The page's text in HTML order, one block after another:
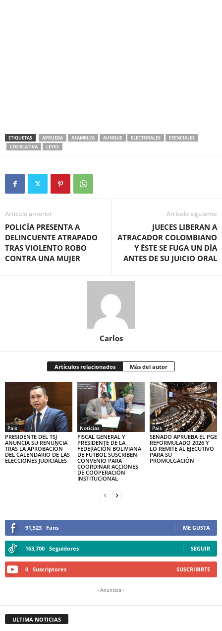
ETIQUETAS APRUEBA ASAMBLEA AUNQUE ELECTORALES
ESENCIALES
LEGISLATIVA
LEYES
Artículo anterior
POLICÍA PRESENTA A
DELINCUENTE ATRAPADO
TRAS VIOLENTO ROBO
CONTRA UNA MUJER
Artículo siguiente
JUECES LIBERAN A
ATRACADOR COLOMBIANO
Y ÉSTE SE FUGA UN DÍA
ANTES DE SU JUICIO ORAL
Carlos
Artículos relacionados Más del autor
Pais
PRESIDENTE DEL TSJ
ANUNCIA SU RENUNCIA
TRAS LA APROBACIÓN
DEL CALENDARIO DE LAS
ELECCIONES JUDICIALES
Noticias
FISCAL GENERAL Y
PRESIDENTE DE LA
FEDERACIÓN BOLIVIANA
DE FÚTBOL SUSCRIBEN
CONVENIO PARA
COORDINAR ACCIONES
DE COOPERACIÓN
INSTITUCIONAL
Pais
SENADO APRUEBA EL PGE
REFORMULADO 2026 Y
LO REMITE AL EJECUTIVO
PARA SU
PROMULGACIÓN
91,523 Fans ME GUSTA
163,700 Seguidores SEGUIR
0 Suscriptores SUSCRIBIRTE
- Anuncios -
ULTIMA NOTICIAS